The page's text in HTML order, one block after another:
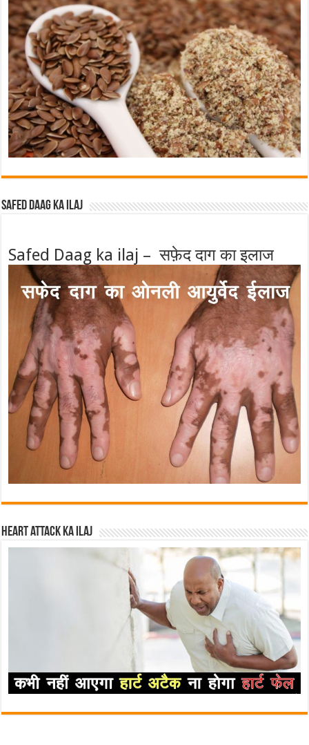
Safed Daag ka ilaj
Safed Daag ka ilaj – सफ़ेद दाग का इलाज
Heart attack ka ilaj